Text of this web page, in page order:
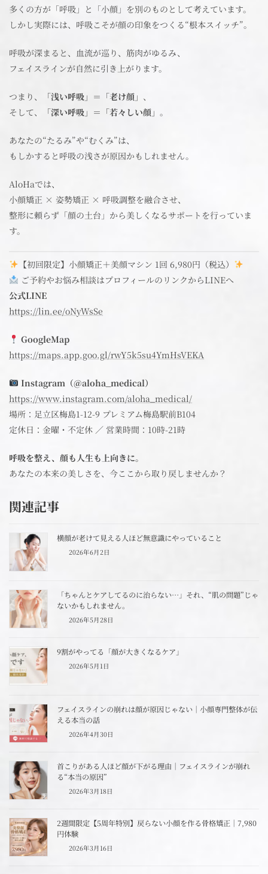
多くの方が「呼吸」と「小顔」を別のものとして考えています。
しかし実際には、呼吸こそが顔の印象をつくる“根本スイッチ”。
呼吸が深まると、血流が巡り、筋肉がゆるみ、
フェイスラインが自然に引き上がります。
つまり、 「浅い呼吸」＝「老け顔」 、
そして、
「深い呼吸」＝「若々しい顔」 。
あなたの“たるみ”や“むくみ”は、
もしかすると呼吸の浅さが原因かもしれません。
AloHaでは、
小顔矯正 × 姿勢矯正 × 呼吸調整を融合させ、
整形に頼らず「顔の土台」から美しくなるサポートを行っていま
す。
【初回限定】小顔矯正＋美顔マシン 1回 6,980円（税込）
ご予約やお悩み相談はプロフィールのリンクからLINEへ
公式LINE
https://lin.ee/oNyWsSe
GoogleMap
https://maps.app.goo.gl/rwY5k5su4YmHsVEKA
Instagram（@aloha_medical）
https://www.instagram.com/aloha_medical/
場所：足立区梅島1-12-9 プレミアム梅島駅前B104
定休日：金曜・不定休 ／ 営業時間：10時-21時
呼吸を整え、顔も人生も上向きに。
あなたの本来の美しさを、今ここから取り戻しませんか？
関連記事
横顔が老けて見える人ほど無意識にやっていること
2026年6月2日
「ちゃんとケアしてるのに治らない…」それ、“肌の問題”じゃ
ないかもしれません。
2026年5月28日
9割がやってる「顔が大きくなるケア」
2026年5月1日
フェイスラインの崩れは顔が原因じゃない｜小顔専門整体が伝
える本当の話
2026年4月30日
首こりがある人ほど顔が下がる理由｜フェイスラインが崩れ
る“本当の原因”
2026年3月18日
2週間限定【5周年特別】戻らない小顔を作る骨格矯正｜7,980
円体験
2026年3月16日